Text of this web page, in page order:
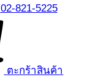
02-821-5225
ตะกร้าสินค้า